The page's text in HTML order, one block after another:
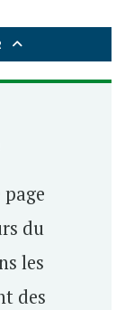
du
les
des